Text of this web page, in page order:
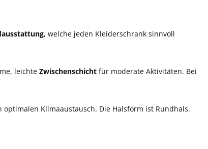
, welche jeden Kleiderschrank sinnvoll
leichte Zwischenschicht für moderate Aktivitäten. Bei
Klimaaustausch. Die Halsform ist Rundhals.